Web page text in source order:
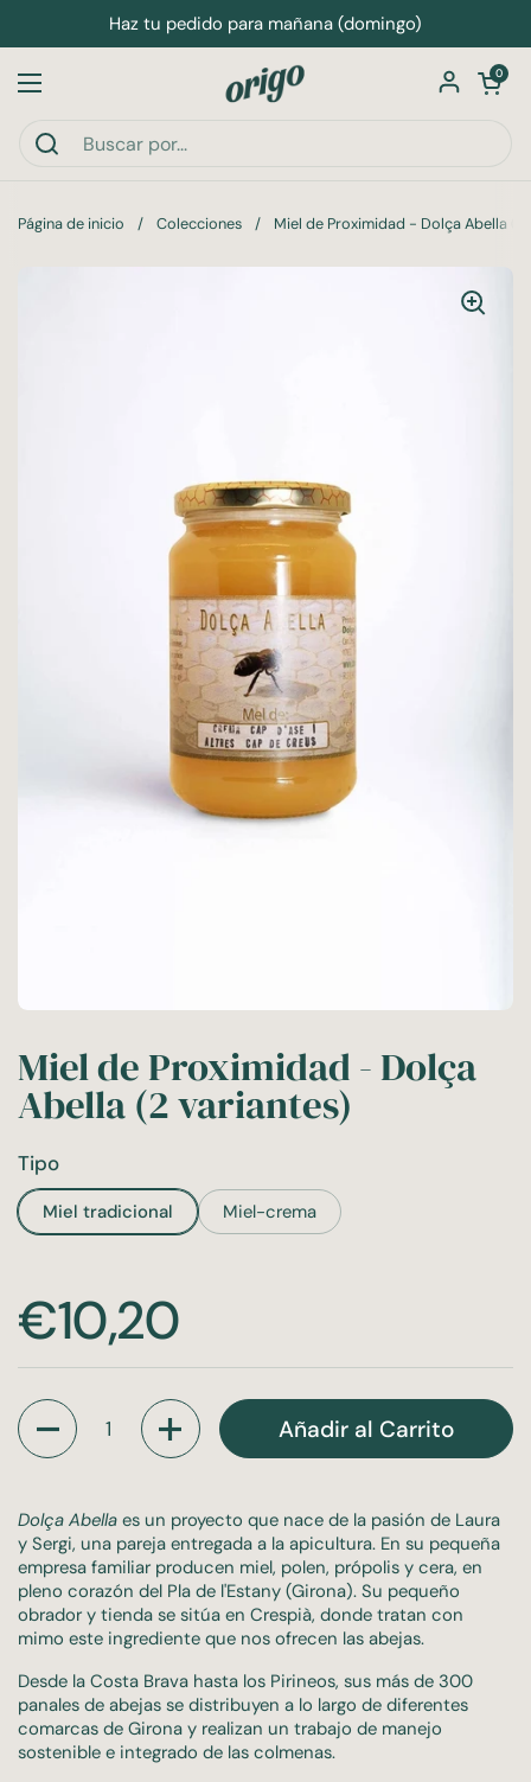
Ir al contenidoHaz tu pedido para mañana (domingo)
Abrir menú
Abrir
0
Página de inicio / Colecciones / Miel de Proximidad - Dolça Abella (2
Miel de Proximidad - Dolça
Abella (2 variantes)
Tipo
Miel tradicional Miel-crema
Precio:
€10,20
Cantidad
Añadir al Carrito
Dolça Abella es un proyecto que nace de la pasión de Laura
y Sergi, una pareja entregada a la apicultura. En su pequeña
empresa familiar producen miel, polen, própolis y cera, en
pleno corazón del Pla de l'Estany (Girona). Su pequeño
obrador y tienda se sitúa en Crespià, donde tratan con
mimo este ingrediente que nos ofrecen las abejas.
Desde la Costa Brava hasta los Pirineos, sus más de 300
panales de abejas se distribuyen a lo largo de diferentes
comarcas de Girona y realizan un trabajo de manejo
sostenible e integrado de las colmenas.